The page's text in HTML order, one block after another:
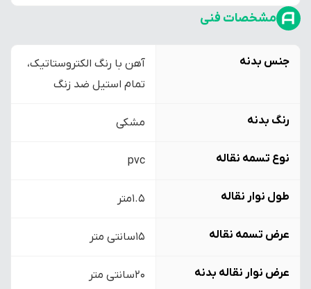
مشخصات فنی
جنس بدنه
آهن با رنگ الکتروستاتیک،
تمام استیل ضد زنگ
رنگ بدنه مشکی
نوع تسمه نقاله pvc
طول نوار نقاله 1.5متر
عرض تسمه نقاله 15سانتی متر
عرض نوار نقاله بدنه 20سانتی متر